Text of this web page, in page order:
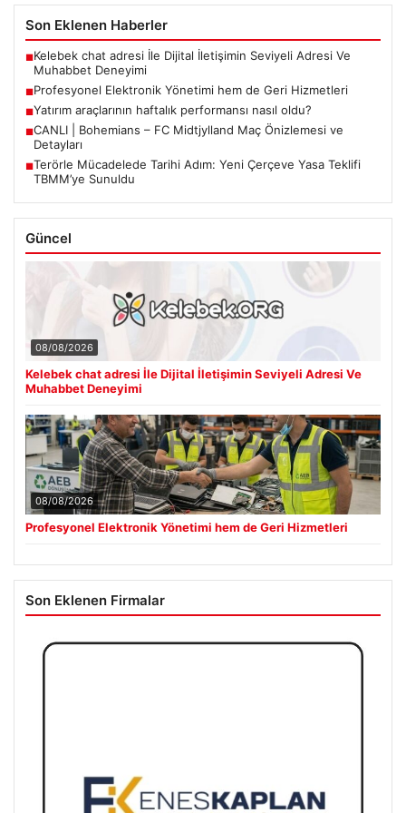
Son Eklenen Haberler
■Kelebek chat adresi İle Dijital İletişimin Seviyeli Adresi Ve
Muhabbet Deneyimi
■Profesyonel Elektronik Yönetimi hem de Geri Hizmetleri
■Yatırım araçlarının haftalık performansı nasıl oldu?
■CANLI | Bohemians – FC Midtjylland Maç Önizlemesi ve
Detayları
■Terörle Mücadelede Tarihi Adım: Yeni Çerçeve Yasa Teklifi
TBMM’ye Sunuldu
Güncel
08/08/2026
Kelebek chat adresi İle Dijital İletişimin Seviyeli Adresi Ve
Muhabbet Deneyimi
08/08/2026
Profesyonel Elektronik Yönetimi hem de Geri Hizmetleri
Son Eklenen Firmalar